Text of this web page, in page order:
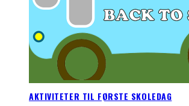
AKTIVITETER TIL FØRSTE SKOLEDAG